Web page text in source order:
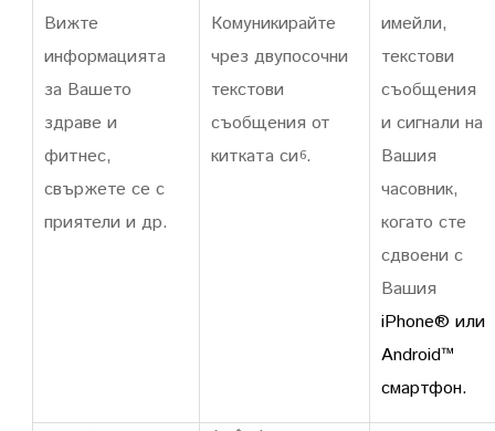
Вижте
информацията
за Вашето
здраве и
фитнес,
свържете се с
приятели и др.
Комуникирайте
чрез двупосочни
текстови
съобщения от
китката си6.
имейли,
текстови
съобщения
и сигнали на
Вашия
часовник,
когато сте
сдвоени с
Вашия
iPhone® или
Android™
смартфон.